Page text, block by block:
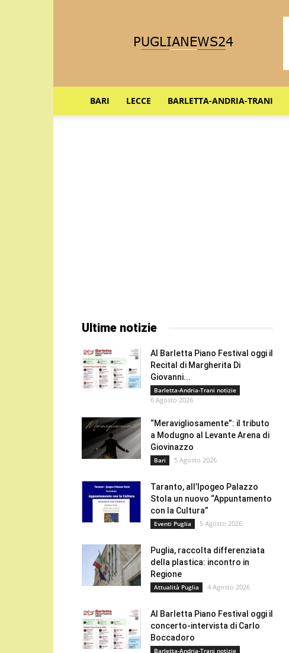
BARI LECCE BARLETTA-ANDRIA-TRANI
Ultime notizie
Al Barletta Piano Festival oggi il
Recital di Margherita Di
Giovanni...
Barletta-Andria-Trani notizie
6 Agosto 2026
“Meravigliosamente”: il tributo
a Modugno al Levante Arena di
Giovinazzo
Bari 5 Agosto 2026
Taranto, all’Ipogeo Palazzo
Stola un nuovo “Appuntamento
con la Cultura”
Eventi Puglia 5 Agosto 2026
Puglia, raccolta differenziata
della plastica: incontro in
Regione
Attualità Puglia 4 Agosto 2026
Al Barletta Piano Festival oggi il
concerto-intervista di Carlo
Boccadoro
Barletta-Andria-Trani notizie